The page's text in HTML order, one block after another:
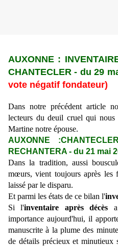
AUXONNE :
CHANTECLER- du 29
vote négatif fondateur)
Dans notre précédent article
lecteurs du deuil cruel qui
Martine notre épouse.
AUXONNE
RECHANTERA - du 21 mai
Dans la tradition, aussi
mœurs, vient toujours après les
laissé par le disparu.
Et parmi les états de ce bilan l'
Si l'inventaire après décès
importance aujourd'hui, il
manuscrite à la plume des
de détails précieux et minutieux